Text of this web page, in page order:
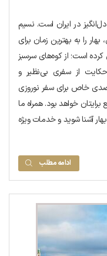
در ایران است. نسیم
را به بهترین زمان برای
است؛ از کوه‌های سرسبز
از سفری بی‌نظیر و
خاص برای سفر نوروزی
خواهد بود. همراه ما
آشنا شوید و خدمات ویژه
ادامه مطلب